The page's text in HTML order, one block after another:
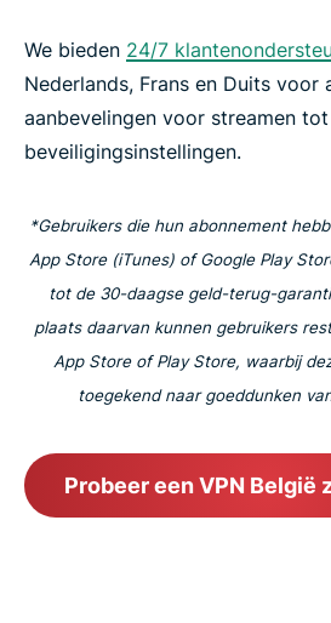
We bieden 24/7
Nederlands, Frans en Duits voor
aanbevelingen voor streamen
beveiligingsinstellingen.
*Gebruikers die hun abonnement
App Store (iTunes) of Google Play
tot de 30-daagse geld-terug-
plaats daarvan kunnen gebruikers
App Store of Play Store, waarbij
toegekend naar goeddunken
Probeer een VPN België